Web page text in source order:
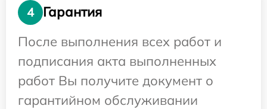
4
Гарантия
После выполнения всех работ и
подписания акта выполненных
работ Вы получите документ о
гарантийном обслуживании